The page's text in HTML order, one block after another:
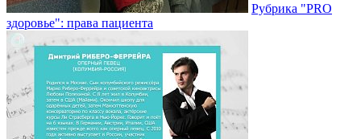
Рубрика "PRO
здоровье": права пациента